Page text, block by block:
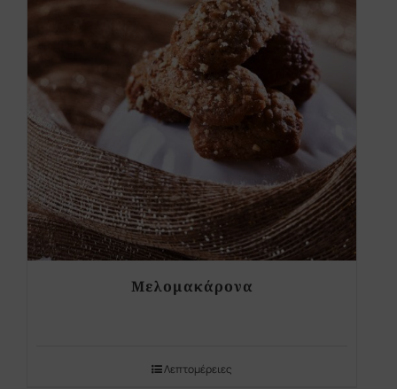
Μελομακάρονα
Λεπτομέρειες